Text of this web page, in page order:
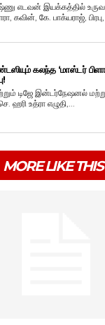
எடவன் இயக்கத்தில்
கவின், கே. பாக்யராஜ், பிரபு,
கலந்த ‘மாஸ்டர்
டிஜே இன்டர்நேஷனல்
உத்ரா எழுதி,...
MORE LIKE THIS